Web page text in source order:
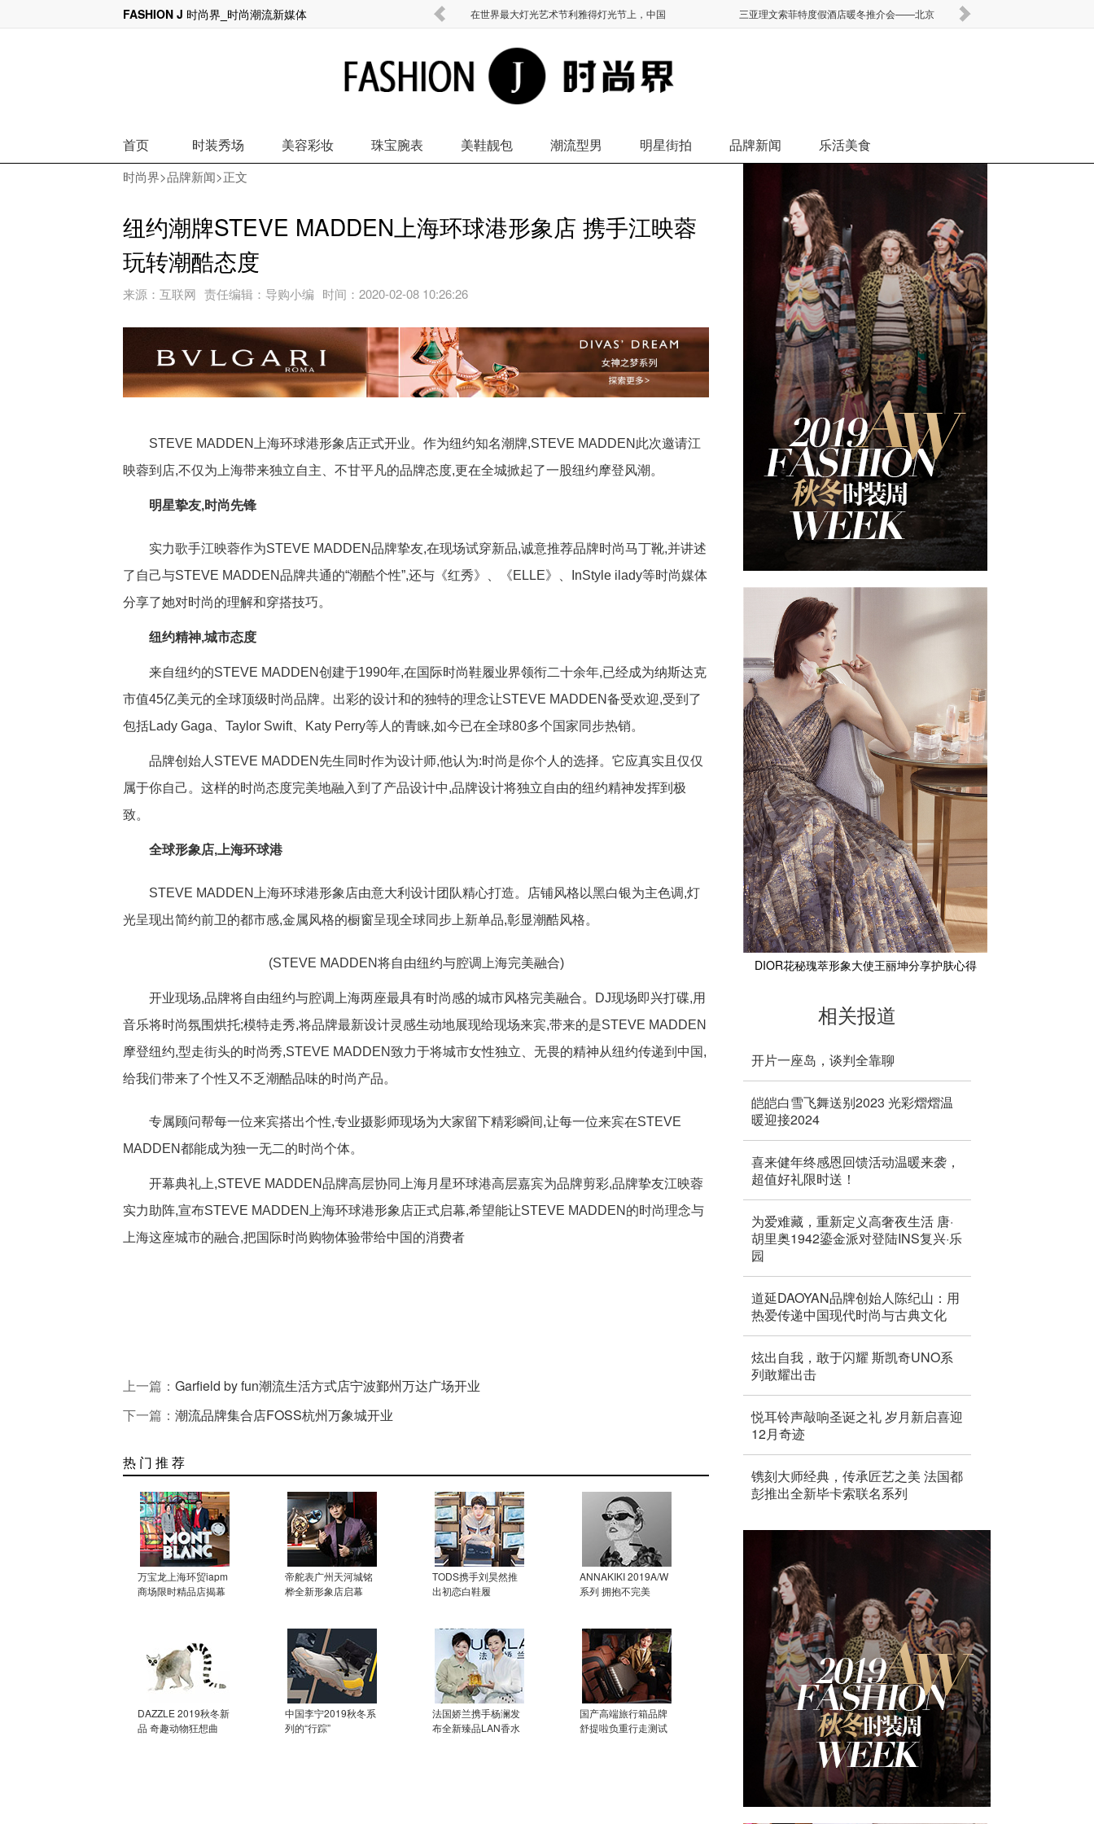
FASHION J 时尚界_时尚潮流新媒体
开片一座岛，谈判全靠聊 在世界最大灯光艺术节利雅得灯光节上，中国 三亚理文索菲特度假酒店暖冬推介会——北京
首页 时装秀场 美容彩妆 珠宝腕表 美鞋靓包 潮流型男 明星街拍 品牌新闻 乐活美食
时尚界>品牌新闻>正文
纽约潮牌STEVE MADDEN上海环球港形象店 携手江映蓉
玩转潮酷态度
来源： 互联网 责任编辑： 导购小编 时间： 2020-02-08 10:26:26
STEVE MADDEN上海环球港形象店正式开业。作为纽约知名潮牌,STEVE MADDEN此次邀请江
映蓉到店,不仅为上海带来独立自主、不甘平凡的品牌态度,更在全城掀起了一股纽约摩登风潮。
明星挚友,时尚先锋
实力歌手江映蓉作为STEVE MADDEN品牌挚友,在现场试穿新品,诚意推荐品牌时尚马丁靴,并讲述
了自己与STEVE MADDEN品牌共通的“潮酷个性”,还与《红秀》、《ELLE》、InStyle ilady等时尚媒体
分享了她对时尚的理解和穿搭技巧。
纽约精神,城市态度
来自纽约的STEVE MADDEN创建于1990年,在国际时尚鞋履业界领衔二十余年,已经成为纳斯达克
市值45亿美元的全球顶级时尚品牌。出彩的设计和的独特的理念让STEVE MADDEN备受欢迎,受到了
包括Lady Gaga、Taylor Swift、Katy Perry等人的青睐,如今已在全球80多个国家同步热销。
品牌创始人STEVE MADDEN先生同时作为设计师,他认为:时尚是你个人的选择。它应真实且仅仅
属于你自己。这样的时尚态度完美地融入到了产品设计中,品牌设计将独立自由的纽约精神发挥到极
致。
全球形象店,上海环球港
STEVE MADDEN上海环球港形象店由意大利设计团队精心打造。店铺风格以黑白银为主色调,灯
光呈现出简约前卫的都市感,金属风格的橱窗呈现全球同步上新单品,彰显潮酷风格。
(STEVE MADDEN将自由纽约与腔调上海完美融合)
开业现场,品牌将自由纽约与腔调上海两座最具有时尚感的城市风格完美融合。DJ现场即兴打碟,用
音乐将时尚氛围烘托;模特走秀,将品牌最新设计灵感生动地展现给现场来宾,带来的是STEVE MADDEN
摩登纽约,型走街头的时尚秀,STEVE MADDEN致力于将城市女性独立、无畏的精神从纽约传递到中国,
给我们带来了个性又不乏潮酷品味的时尚产品。
专属顾问帮每一位来宾搭出个性,专业摄影师现场为大家留下精彩瞬间,让每一位来宾在STEVE
MADDEN都能成为独一无二的时尚个体。
开幕典礼上,STEVE MADDEN品牌高层协同上海月星环球港高层嘉宾为品牌剪彩,品牌挚友江映蓉
实力助阵,宣布STEVE MADDEN上海环球港形象店正式启幕,希望能让STEVE MADDEN的时尚理念与
上海这座城市的融合,把国际时尚购物体验带给中国的消费者
上一篇： Garfield by fun潮流生活方式店宁波鄞州万达广场开业
下一篇： 潮流品牌集合店FOSS杭州万象城开业
热 门 推 荐
万宝龙上海环贸iapm
商场限时精品店揭幕
帝舵表广州天河城铭
桦全新形象店启幕
TODS携手刘昊然推
出初恋白鞋履
ANNAKIKI 2019A/W
系列 拥抱不完美
DAZZLE 2019秋冬新
品 奇趣动物狂想曲
中国李宁2019秋冬系
列的“行踪”
法国娇兰携手杨澜发
布全新臻品LAN香水
国产高端旅行箱品牌
舒提啦负重行走测试
DIOR花秘瑰萃形象大使王丽坤分享护肤心得
相关报道
开片一座岛，谈判全靠聊
皑皑白雪飞舞送别2023 光彩熠熠温
暖迎接2024
喜来健年终感恩回馈活动温暖来袭，
超值好礼限时送！
为爱难藏，重新定义高奢夜生活 唐·
胡里奥1942鎏金派对登陆INS复兴·乐
园
道延DAOYAN品牌创始人陈纪山：用
热爱传递中国现代时尚与古典文化
炫出自我，敢于闪耀 斯凯奇UNO系
列敢耀出击
悦耳铃声敲响圣诞之礼 岁月新启喜迎
12月奇迹
镌刻大师经典，传承匠艺之美 法国都
彭推出全新毕卡索联名系列